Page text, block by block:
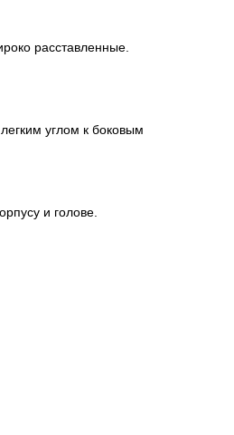
расставленные.
углом к боковым
и голове.